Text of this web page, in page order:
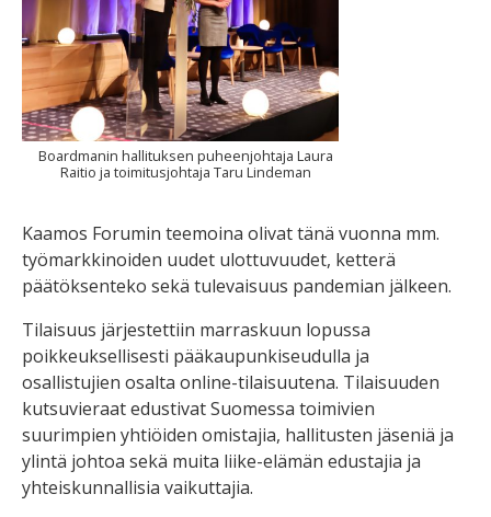
Boardmanin hallituksen puheenjohtaja Laura
Raitio ja toimitusjohtaja Taru Lindeman
Kaamos Forumin teemoina olivat tänä vuonna mm.
työmarkkinoiden uudet ulottuvuudet, ketterä
päätöksenteko sekä tulevaisuus pandemian jälkeen.
Tilaisuus järjestettiin marraskuun lopussa
poikkeuksellisesti pääkaupunkiseudulla ja
osallistujien osalta online-tilaisuutena. Tilaisuuden
kutsuvieraat edustivat Suomessa toimivien
suurimpien yhtiöiden omistajia, hallitusten jäseniä ja
ylintä johtoa sekä muita liike-elämän edustajia ja
yhteiskunnallisia vaikuttajia.